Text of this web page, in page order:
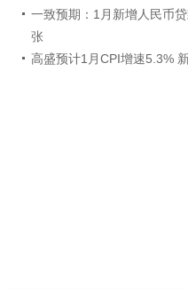
一致预期：1月新增人民币
张
高盛预计1月CPI增速5.3%